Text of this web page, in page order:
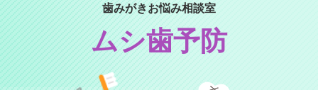
歯みがきお悩み相談室
ムシ歯予防